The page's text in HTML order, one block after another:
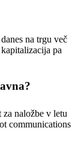
na trgu več
pa
naložbe v letu
communications